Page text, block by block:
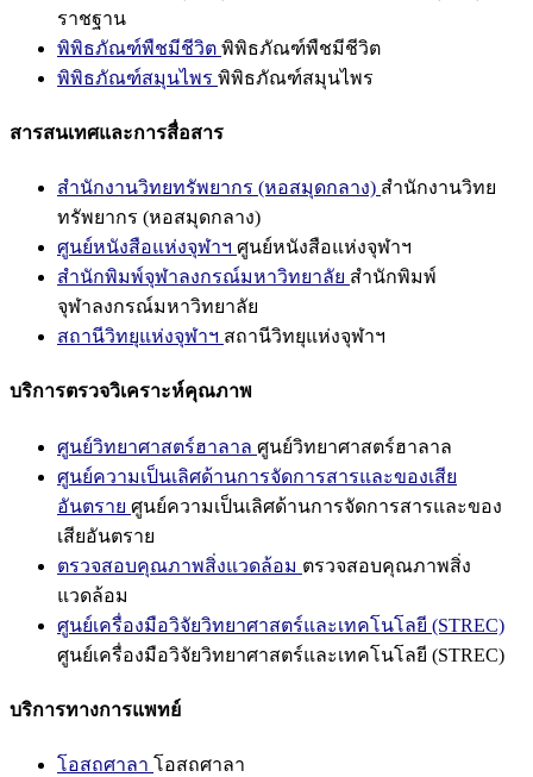
ราชฐาน
พิพิธภัณฑ์พืชมีชีวิต พิพิธภัณฑ์พืชมีชีวิต
พิพิธภัณฑ์สมุนไพร พิพิธภัณฑ์สมุนไพร
สารสนเทศและการสื่อสาร
สำนักงานวิทยทรัพยากร (หอสมุดกลาง) สำนักงานวิทย
ทรัพยากร (หอสมุดกลาง)
ศูนย์หนังสือแห่งจุฬาฯ ศูนย์หนังสือแห่งจุฬาฯ
สำนักพิมพ์จุฬาลงกรณ์มหาวิทยาลัย สำนักพิมพ์
จุฬาลงกรณ์มหาวิทยาลัย
สถานีวิทยุแห่งจุฬาฯ สถานีวิทยุแห่งจุฬาฯ
บริการตรวจวิเคราะห์คุณภาพ
ศูนย์วิทยาศาสตร์ฮาลาล ศูนย์วิทยาศาสตร์ฮาลาล
ศูนย์ความเป็นเลิศด้านการจัดการสารและของเสีย
อันตราย ศูนย์ความเป็นเลิศด้านการจัดการสารและของ
เสียอันตราย
ตรวจสอบคุณภาพสิ่งแวดล้อม ตรวจสอบคุณภาพสิ่ง
แวดล้อม
ศูนย์เครื่องมือวิจัยวิทยาศาสตร์และเทคโนโลยี (STREC)
ศูนย์เครื่องมือวิจัยวิทยาศาสตร์และเทคโนโลยี (STREC)
บริการทางการแพทย์
โอสถศาลา โอสถศาลา